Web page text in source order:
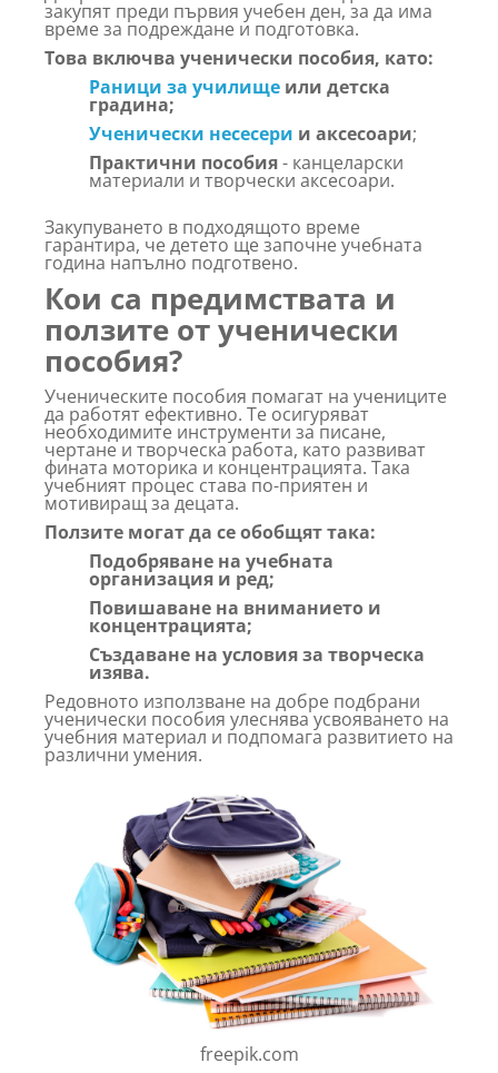
закупят преди първия учебен ден, за да има
време за подреждане и подготовка.
Това включва ученически пособия, като:
Раници за училище или детска
градина;
Ученически несесери и аксесоари;
Практични пособия- канцеларски
материали и творчески аксесоари.
Закупуването в подходящото време
гарантира, че детето ще започне учебната
година напълно подготвено.
Кои са предимствата и
ползите от ученически
пособия?
Ученическите пособия помагат на учениците
да работят ефективно. Те осигуряват
необходимите инструменти за писане,
чертане и творческа работа, като развиват
фината моторика и концентрацията. Така
учебният процес става по-приятен и
мотивиращ за децата.
Ползите могат да се обобщят така:
Подобряване на учебната
организация и ред;
Повишаване на вниманието и
концентрацията;
Създаване на условия за творческа
изява.
Редовното използване на добре подбрани
ученически пособия улеснява усвояването на
учебния материал и подпомага развитието на
различни умения.
freepik.com